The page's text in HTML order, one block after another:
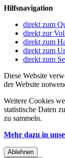
Hilfsnavigation
direkt zum
direkt zur
direkt zum
direkt zum
direkt zum
Diese Website
der Website
Weitere Cookies
statistische Daten
zu sammeln.
Mehr dazu in
Ablehnen